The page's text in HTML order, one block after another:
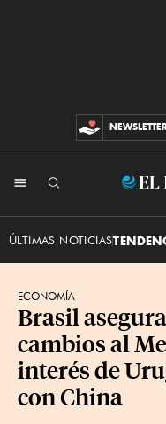
ÚLTIMAS NOTICIAS
ECONOMÍA
Brasil
cambios al
interés de
con China